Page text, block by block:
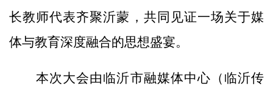
长教师代表齐聚沂蒙，共同见证一场关于媒
体与教育深度融合的思想盛宴。
本次大会由临沂市融媒体中心（临沂传